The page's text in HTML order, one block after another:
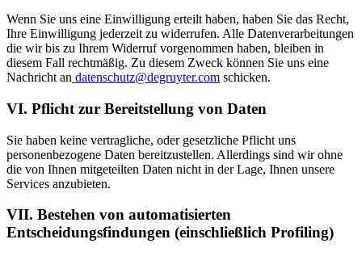
Wenn Sie uns eine Einwilligung erteilt haben, haben Sie das Recht,
Ihre Einwilligung jederzeit zu widerrufen. Alle Datenverarbeitungen
die wir bis zu Ihrem Widerruf vorgenommen haben, bleiben in
diesem Fall rechtmäßig. Zu diesem Zweck können Sie uns eine
Nachricht an datenschutz@degruyter.com schicken.
VI. Pflicht zur Bereitstellung von Daten
Sie haben keine vertragliche, oder gesetzliche Pflicht uns
personenbezogene Daten bereitzustellen. Allerdings sind wir ohne
die von Ihnen mitgeteilten Daten nicht in der Lage, Ihnen unsere
Services anzubieten.
VII. Bestehen von automatisierten
Entscheidungsfindungen (einschließlich Profiling)